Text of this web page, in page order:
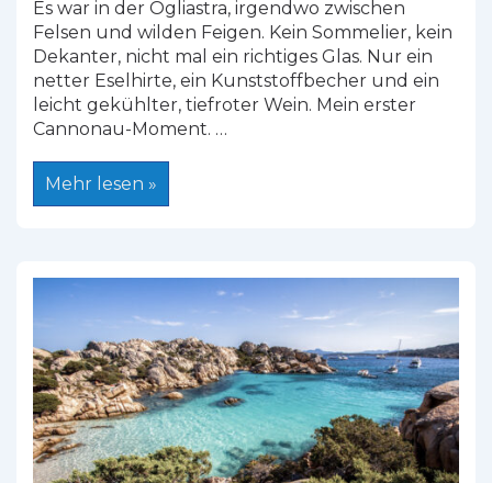
Es war in der Ogliastra, irgendwo zwischen
Felsen und wilden Feigen. Kein Sommelier, kein
Dekanter, nicht mal ein richtiges Glas. Nur ein
netter Eselhirte, ein Kunststoffbecher und ein
leicht gekühlter, tiefroter Wein. Mein erster
Cannonau-Moment. …
Meine
wahre
Zwischen
Reben,
Menschen
Mut
zur
Kante
Mehr lesen »